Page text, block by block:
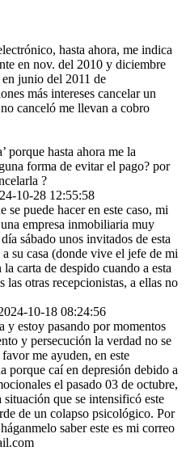
hasta ahora, me indica
en nov. del 2010 y diciembre
junio del 2011 de
más intereses cancelar un
canceló me llevan a cobro
porque hasta ahora me la
forma de evitar el pago? por
?
10-28 12:55:58
se puede hacer en este caso, mi
empresa inmobiliaria muy
sábado unos invitados de esta
su casa (donde vive el jefe de mi
carta de despido cuando a esta
otras recepcionistas, a ellas no
10-18 08:24:56
y estoy pasando por momentos
y persecución la verdad no se
me ayuden, en este
porque caí en depresión debido a
el pasado 03 de octubre,
que se intensificó este
de un colapso psicológico. Por
saber este es mi correo